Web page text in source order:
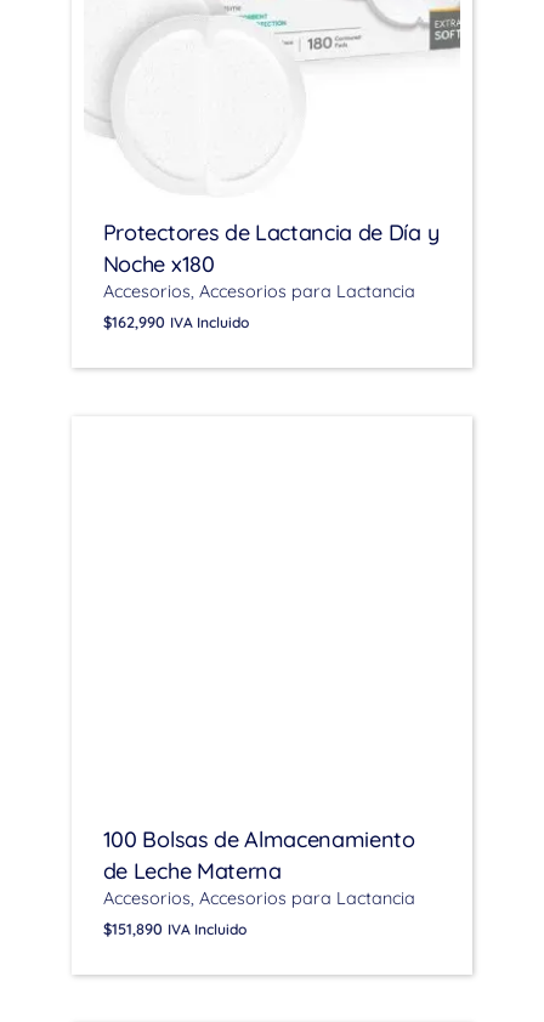
Protectores de Lactancia de Día y
Noche x180
Accesorios Accesorios para Lactancia
$162,990 IVA Incluido
100 Bolsas de Almacenamiento
de Leche Materna
Accesorios Accesorios para Lactancia
$151,890 IVA Incluido